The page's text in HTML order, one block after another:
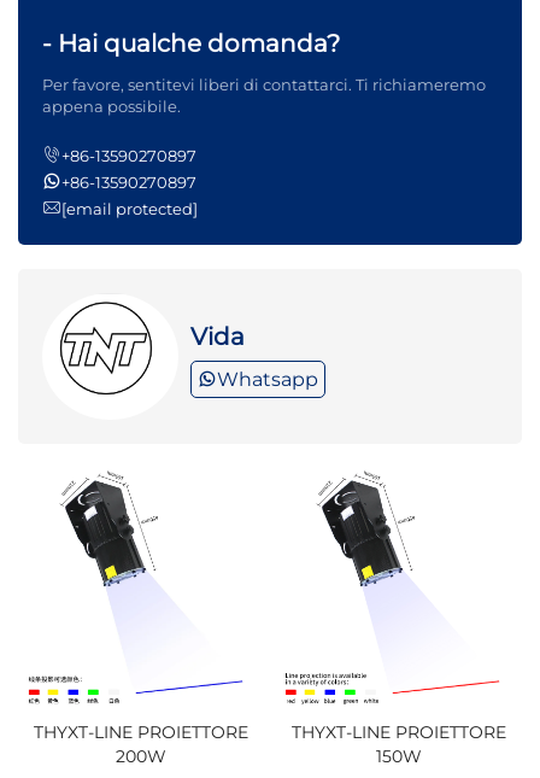
Supporto
Contattaci
- Hai qualche domanda?
Per favore, sentitevi liberi di contattarci. Ti richiameremo
appena possibile.
+86-13590270897
+86-13590270897
[email protected]
Vida
Whatsapp
THYXT-LINE PROIETTORE
200W
THYXT-LINE PROIETTORE
150W